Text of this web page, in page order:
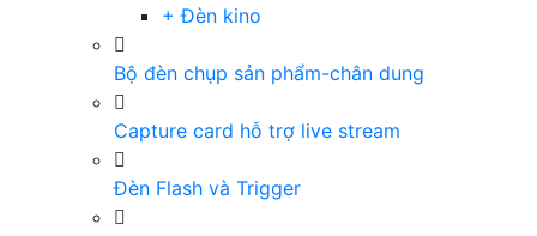
+ Đèn kino
Bộ đèn chụp sản phẩm-chân dung
Capture card hỗ trợ live stream
Đèn Flash và Trigger